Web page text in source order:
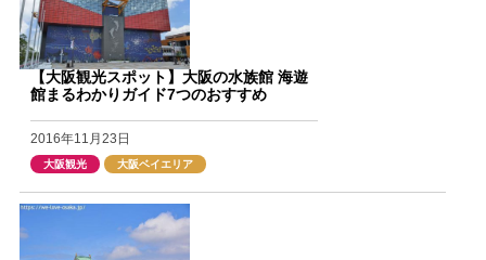
【大阪観光スポット】大阪の水族館 海遊
館まるわかりガイド7つのおすすめ
2016年11月23日
大阪観光 大阪ベイエリア